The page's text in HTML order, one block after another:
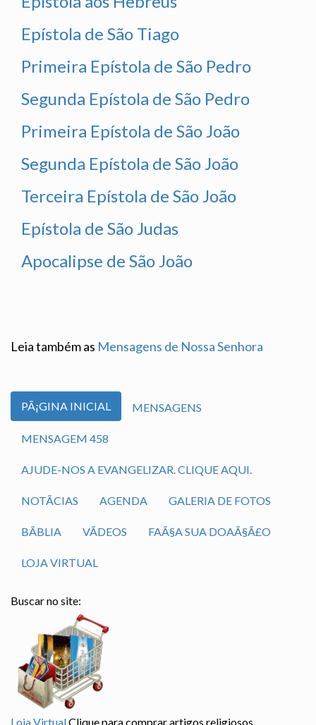
Epístola de São Tiago
Primeira Epístola de São Pedro
Segunda Epístola de São Pedro
Primeira Epístola de São João
Segunda Epístola de São João
Terceira Epístola de São João
Epístola de São Judas
Apocalipse de São João
Leia também as Mensagens de Nossa Senhora
PÃ¡GINA INICIAL MENSAGENS
MENSAGEM 458
AJUDE-NOS A EVANGELIZAR. CLIQUE AQUI.
NOTÃ­CIAS AGENDA GALERIA DE FOTOS
BÃ­BLIA VÃ­DEOS FAÃ§A SUA DOAÃ§Ã£O
LOJA VIRTUAL
Buscar no site:
Loja VirtualClique para comprar artigos religiosos.